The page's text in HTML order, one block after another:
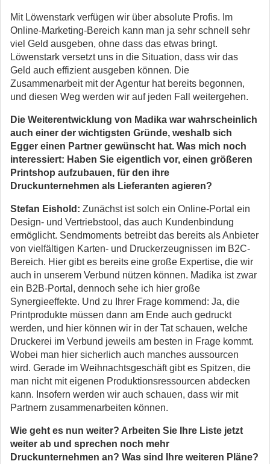
Mit Löwenstark verfügen wir über absolute Profis. Im
Online-Marketing-Bereich kann man ja sehr schnell sehr
viel Geld ausgeben, ohne dass das etwas bringt.
Löwenstark versetzt uns in die Situation, dass wir das
Geld auch effizient ausgeben können. Die
Zusammenarbeit mit der Agentur hat bereits begonnen,
und diesen Weg werden wir auf jeden Fall weitergehen.
Die Weiterentwicklung von Madika war wahrscheinlich
auch einer der wichtigsten Gründe, weshalb sich
Egger einen Partner gewünscht hat. Was mich noch
interessiert: Haben Sie eigentlich vor, einen größeren
Printshop aufzubauen, für den ihre
Druckunternehmen als Lieferanten agieren?
Stefan Eishold: Zunächst ist solch ein Online-Portal ein
Design- und Vertriebstool, das auch Kundenbindung
ermöglicht. Sendmoments betreibt das bereits als Anbieter
von vielfältigen Karten- und Druckerzeugnissen im B2C-
Bereich. Hier gibt es bereits eine große Expertise, die wir
auch in unserem Verbund nützen können. Madika ist zwar
ein B2B-Portal, dennoch sehe ich hier große
Synergieeffekte. Und zu Ihrer Frage kommend: Ja, die
Printprodukte müssen dann am Ende auch gedruckt
werden, und hier können wir in der Tat schauen, welche
Druckerei im Verbund jeweils am besten in Frage kommt.
Wobei man hier sicherlich auch manches aussourcen
wird. Gerade im Weihnachtsgeschäft gibt es Spitzen, die
man nicht mit eigenen Produktionsressourcen abdecken
kann. Insofern werden wir auch schauen, dass wir mit
Partnern zusammenarbeiten können.
Wie geht es nun weiter? Arbeiten Sie Ihre Liste jetzt
weiter ab und sprechen noch mehr
Druckunternehmen an? Was sind Ihre weiteren Pläne?